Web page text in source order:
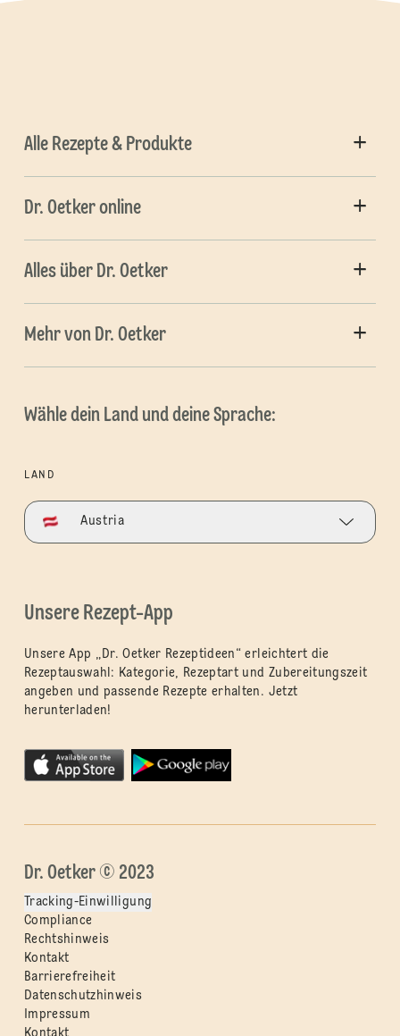
Alle Rezepte & Produkte
Dr. Oetker online
Alles über Dr. Oetker
Mehr von Dr. Oetker
Wähle dein Land und deine Sprache:
LAND
Austria
Unsere Rezept-App
Unsere App „Dr. Oetker Rezeptideen“ erleichtert die
Rezeptauswahl: Kategorie, Rezeptart und Zubereitungszeit
angeben und passende Rezepte erhalten. Jetzt
herunterladen!
Dr. Oetker © 2023
Tracking-Einwilligung
Compliance
Rechtshinweis
Kontakt
Barrierefreiheit
Datenschutzhinweis
Impressum
Kontakt